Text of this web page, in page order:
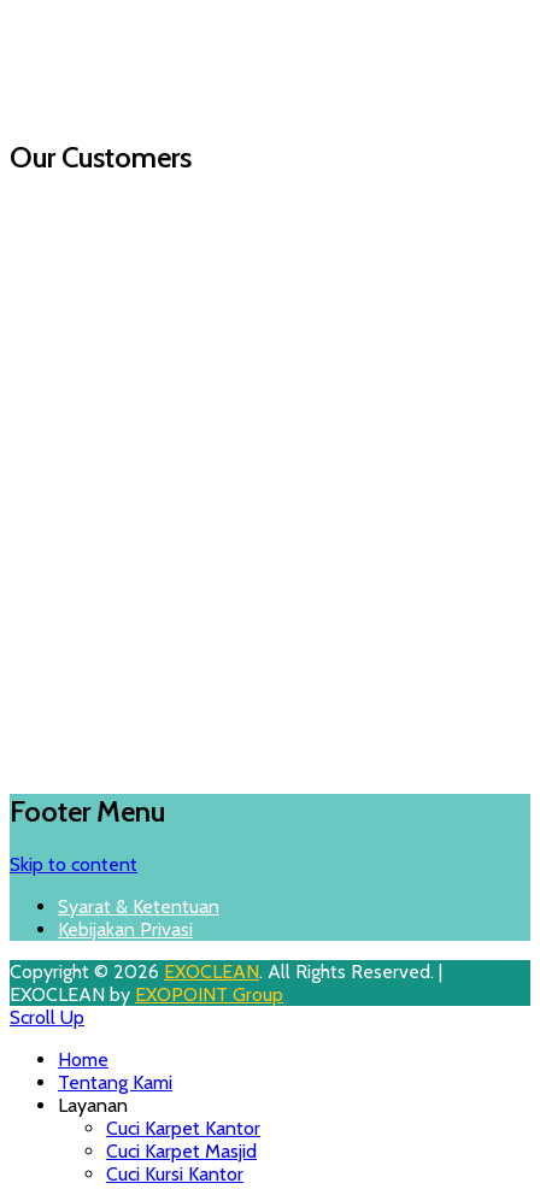
Our Customers
Footer Menu
Skip to content
Syarat & Ketentuan
Kebijakan Privasi
Copyright © 2026 EXOCLEAN. All Rights Reserved. |
EXOCLEAN by EXOPOINT Group
Scroll Up
Home
Tentang Kami
Layanan
Cuci Karpet Kantor
Cuci Karpet Masjid
Cuci Kursi Kantor